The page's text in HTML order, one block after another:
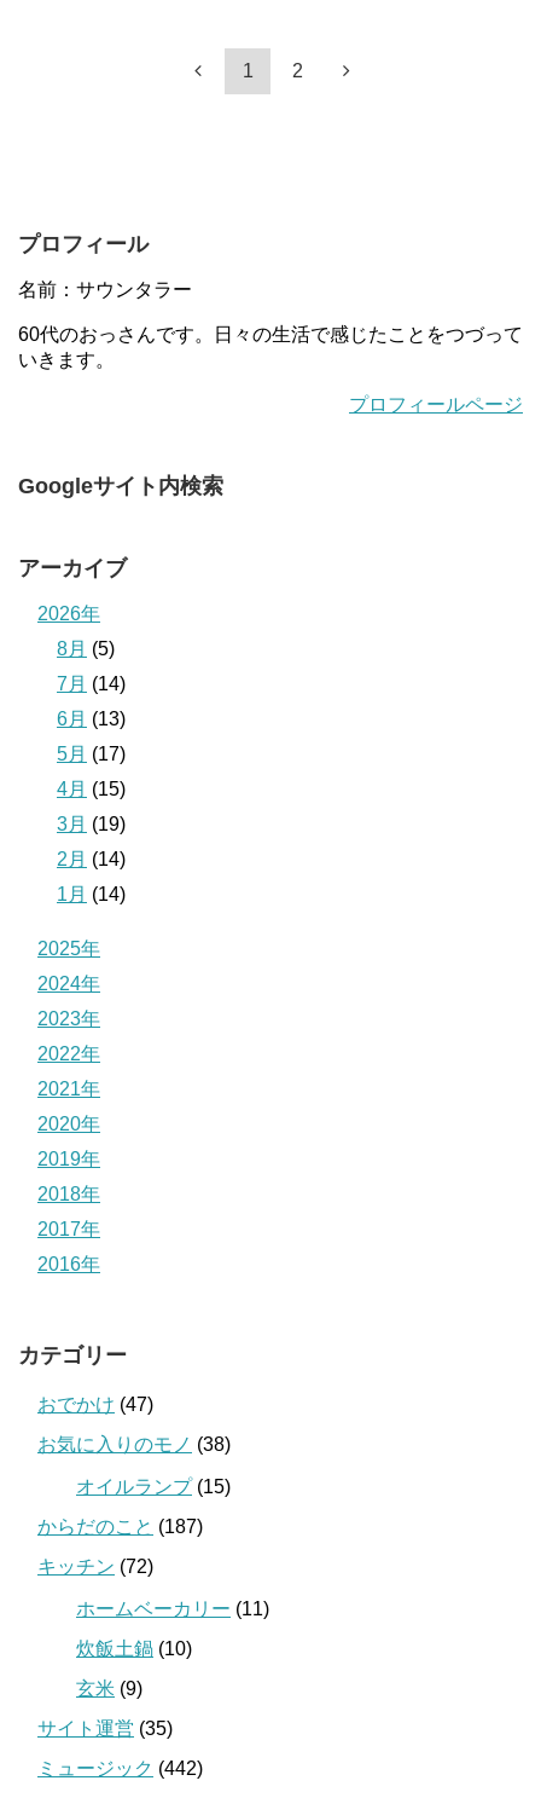
1 2
プロフィール
名前：サウンタラー
60代のおっさんです。日々の生活で感じたことをつづって
いきます。
プロフィールページ
Googleサイト内検索
アーカイブ
2026年
8月 (5)
7月 (14)
6月 (13)
5月 (17)
4月 (15)
3月 (19)
2月 (14)
1月 (14)
2025年
2024年
2023年
2022年
2021年
2020年
2019年
2018年
2017年
2016年
カテゴリー
おでかけ (47)
お気に入りのモノ (38)
オイルランプ(15)
からだのこと (187)
キッチン (72)
ホームベーカリー (11)
炊飯土鍋 (10)
玄米 (9)
サイト運営 (35)
ミュージック (442)